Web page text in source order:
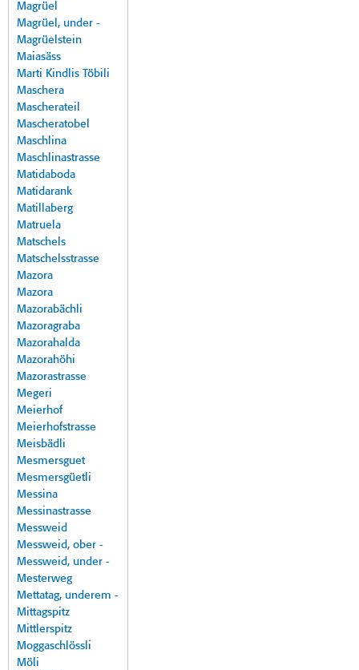
Magrüel
Magrüel, under -
Magrüelstein
Maiasäss
Marti Kindlis Töbili
Maschera
Mascherateil
Mascheratobel
Maschlina
Maschlinastrasse
Matidaboda
Matidarank
Matillaberg
Matruela
Matschels
Matschelsstrasse
Mazora
Mazora
Mazorabächli
Mazoragraba
Mazorahalda
Mazorahöhi
Mazorastrasse
Megeri
Meierhof
Meierhofstrasse
Meisbädli
Mesmersguet
Mesmersgüetli
Messina
Messinastrasse
Messweid
Messweid, ober -
Messweid, under -
Mesterweg
Mettatag, underem -
Mittagspitz
Mittlerspitz
Moggaschlössli
Möli